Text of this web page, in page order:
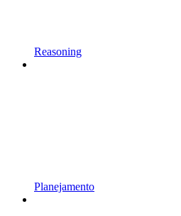
Reasoning
Planejamento